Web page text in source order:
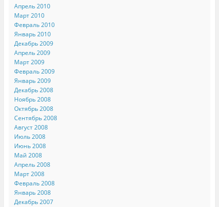
Апрель 2010
Март 2010
Февраль 2010
Январь 2010
Декабрь 2009
Апрель 2009
Март 2009
Февраль 2009
Январь 2009
Декабрь 2008
Ноябрь 2008
Октябрь 2008
Сентябрь 2008
Август 2008
Июль 2008
Июнь 2008
Май 2008
Апрель 2008
Март 2008
Февраль 2008
Январь 2008
Декабрь 2007